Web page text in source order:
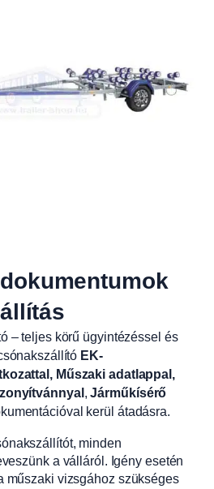
– teljes körű ügyintézéssel és
EK-
Műszaki adatlappal,
,Járműkísérő
kerül átadásra.
minden
a válláról. Igény esetén
műszaki vizsgához szükséges